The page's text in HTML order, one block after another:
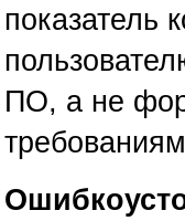
показатель
ПО, а не